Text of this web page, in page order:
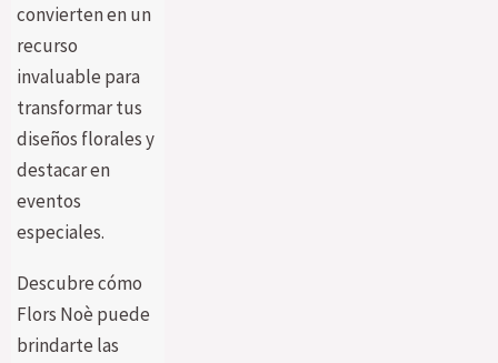
convierten en un
recurso
invaluable para
transformar tus
diseños florales y
destacar en
eventos
especiales.
Descubre cómo
Flors Noè puede
brindarte las